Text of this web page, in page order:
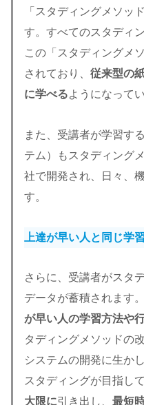
「スタディングメソッ
す。すべてのスタディ
この「スタディングメ
されており、 従来型の
に学べるようになって
また、受講者が学習す
テム）もスタディング
社で開発され、日々、
す。
上達が早い人と同じ学
さらに、受講者がスタ
データが蓄積されます
が早い人の学習方法や
タディングメソッドの
システムの開発に生か
スタディングが目指し
大限に引き出し、 最短